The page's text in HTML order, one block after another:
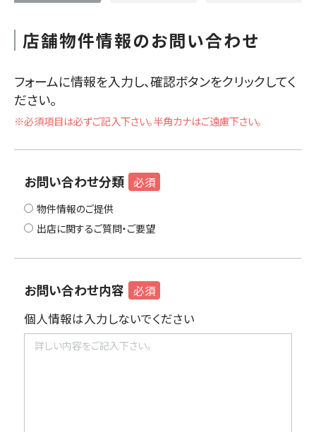
店舗物件情報のお問い合わせ
フォームに情報を入力し、確認ボタンをクリックしてく
ださい。
※必須項目は必ずご記入下さい。半角カナはご遠慮下さい。
お問い合わせ分類 必須
物件情報のご提供
出店に関するご質問・ご要望
お問い合わせ内容 必須
個人情報は入力しないでください